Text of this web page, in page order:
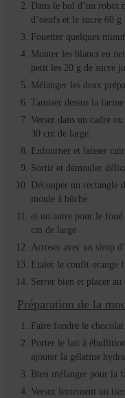
Dans le bol d’un robot
d’oeufs et le sucre 60 g .
Fouetter quelques
Monter les blancs en
petit les 20 g de sucre
Mélanger les deux
Tamiser dessus la
Verser dans un cadre
30 cm de large.
Enfourner et laisser
Sortir et démouler
Découper un rectangle
moule à bûche.
et un autre pour le
cm de large .
Arroser avec un sirop
Etaler le confit orange
Serrer bien et placer au
Préparation de la
Faire fondre le
Porter le lait à
ajouter la gélatine
Bien mélanger pour la
Versez lentement un